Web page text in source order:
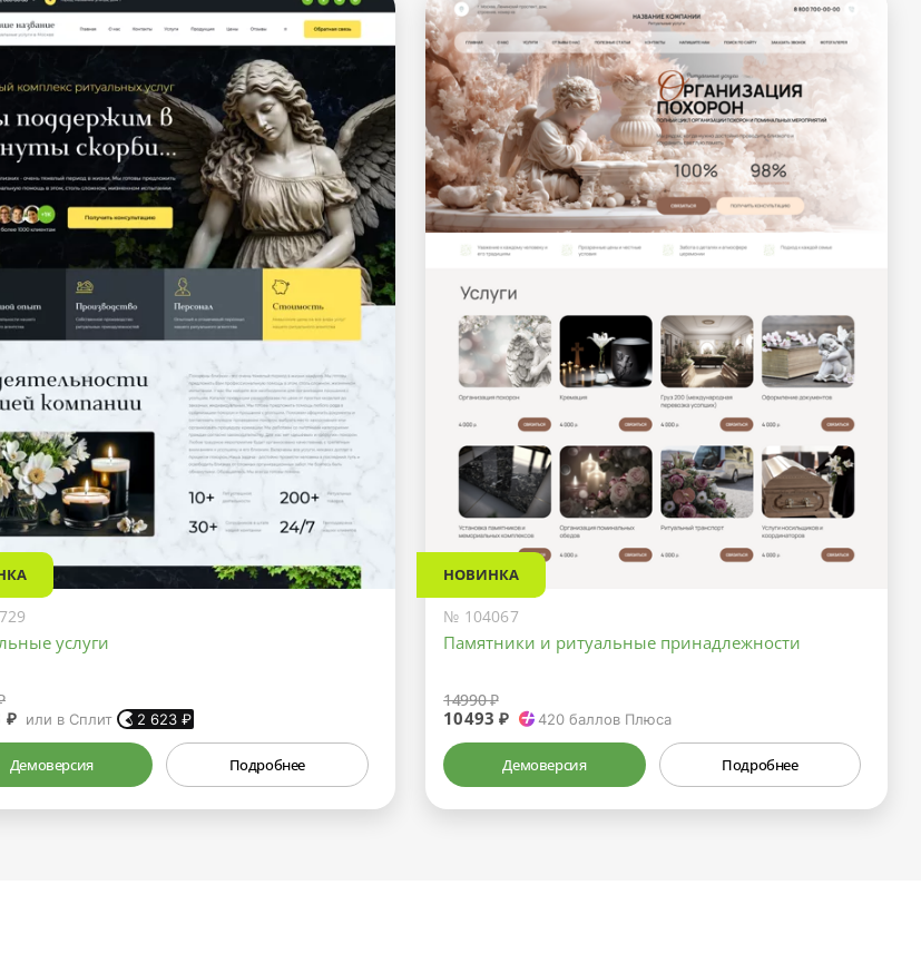
услуги
₽ или в Сплит 2 623₽
Демоверсия Подробнее
НОВИНКА
№ 104067
Памятники и ритуальные принадлежности
14990 ₽
10493 ₽ 420баллов Плюса
Демоверсия Подробнее